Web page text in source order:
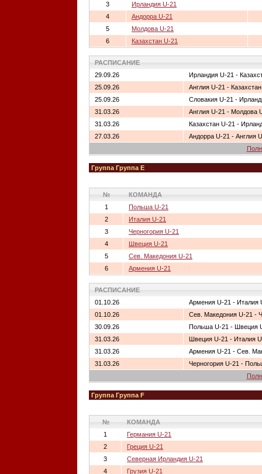
3
Ирландия U-21
4
Андорра U-21
5
Молдова U-21
6
Казахстан U-21
РАСПИСАНИЕ
29.09.26
Ирландия U-21 -
25.09.26
Англия U-21 -
25.09.26
Словакия U-21 -
31.03.26
Англия U-21 - Молдова
31.03.26
Казахстан U-21 -
27.03.26
Андорра U-21 - Англия
Группа Группа E
№
КОМАНДА
1
Польша U-21
2
Италия U-21
3
Черногория U-21
4
Швеция U-21
5
Сев. Македония U-21
6
Армения U-21
РАСПИСАНИЕ
01.10.26
Армения U-21 - Италия
01.10.26
Сев. Македония U-21 -
30.09.26
Польша U-21 - Швеция
31.03.26
Швеция U-21 - Италия
31.03.26
Армения U-21 - Сев.
31.03.26
Черногория U-21 -
Группа Группа F
№
КОМАНДА
1
Германия U-21
2
Греция U-21
3
Северная Ирландия U-21
4
Грузия U-21